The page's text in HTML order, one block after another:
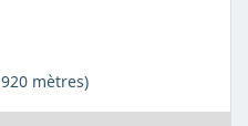
mètres)